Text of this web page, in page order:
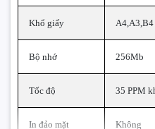
Khổ giấy A4,A3,B4
Bộ nhớ 256Mb
Tốc độ 35 PPM
In đảo mặt Không